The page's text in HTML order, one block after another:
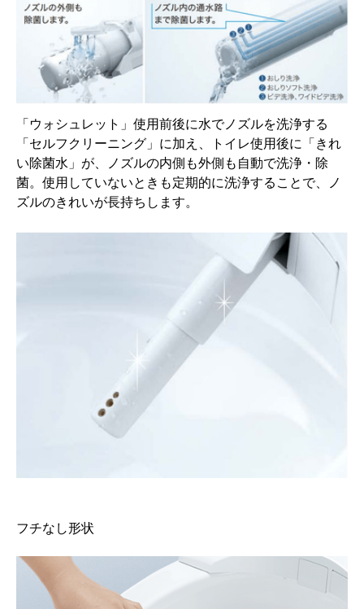
「ウォシュレット」使用前後に水でノズルを洗浄する
「セルフクリーニング」に加え、トイレ使用後に「きれ
い除菌水」が、ノズルの内側も外側も自動で洗浄・除
菌。使用していないときも定期的に洗浄することで、ノ
ズルのきれいが長持ちします。
フチなし形状